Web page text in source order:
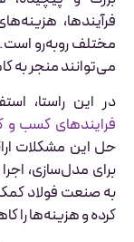
فرآیندها،
مختلف روبه‌رو
می‌توانند منجر به
در این راستا،
فرایندهای کسب و
برای مدل‌سازی،
به صنعت فولاد کمک
کرده و هزینه‌ها را